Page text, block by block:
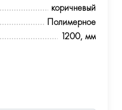
коричневый
Полимерное
1200, мм